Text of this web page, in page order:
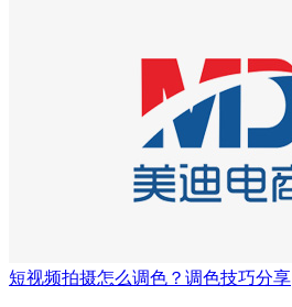
短视频拍摄怎么调色？调色技巧分享